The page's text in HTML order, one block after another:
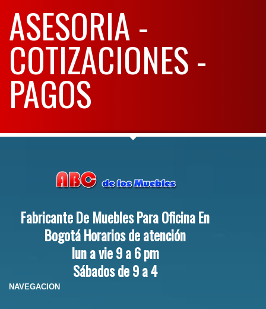
ASESORIA -
COTIZACIONES -
PAGOS
Fabricante De Muebles Para Oficina En
Bogotá Horarios de atención
lun a vie 9 a 6 pm
Sábados de 9 a 4
NAVEGACION